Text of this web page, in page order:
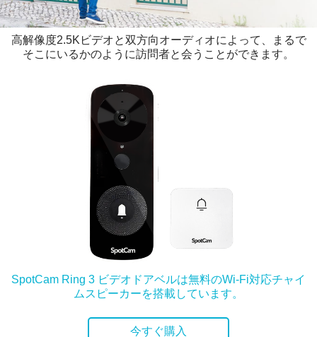
高解像度2.5Kビデオと双方向オーディオによって、まるで
そこにいるかのように訪問者と会うことができます。
SpotCam Ring 3 ビデオドアベルは無料のWi-Fi対応チャイ
ムスピーカーを搭載しています。
今すぐ購入